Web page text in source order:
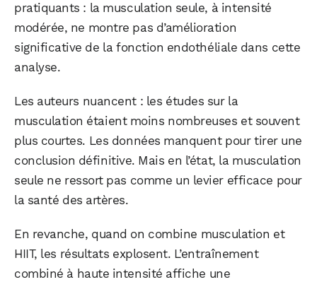
pratiquants : la musculation seule, à intensité
modérée, ne montre pas d’amélioration
significative de la fonction endothéliale dans cette
analyse.
Les auteurs nuancent : les études sur la
musculation étaient moins nombreuses et souvent
plus courtes. Les données manquent pour tirer une
conclusion définitive. Mais en l’état, la musculation
seule ne ressort pas comme un levier efficace pour
la santé des artères.
En revanche, quand on combine musculation et
HIIT, les résultats explosent. L’entraînement
combiné à haute intensité affiche une
Facebook X LinkedIn